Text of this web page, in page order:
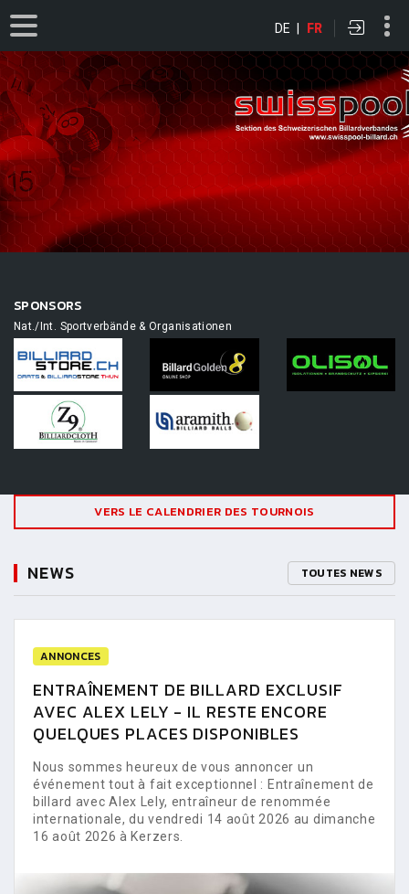
DE | FR
SPONSORS
Nat./Int. Sportverbände & Organisationen
VERS LE CALENDRIER DES TOURNOIS
NEWS TOUTES NEWS
ANNONCES
ENTRAÎNEMENT DE BILLARD EXCLUSIF
AVEC ALEX LELY - IL RESTE ENCORE
QUELQUES PLACES DISPONIBLES
Nous sommes heureux de vous annoncer un
événement tout à fait exceptionnel : Entraînement de
billard avec Alex Lely, entraîneur de renommée
internationale, du vendredi 14 août 2026 au dimanche
16 août 2026 à Kerzers.